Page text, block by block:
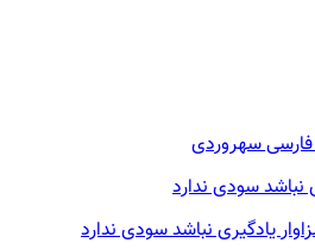
سهروردی
نباشد سودی ندارد
یادگیری نباشد سودی ندارد